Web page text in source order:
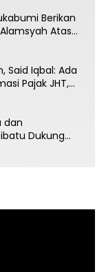
Berikan
Atas
Said Iqbal: Ada
Pajak JHT,
dan
Dukung